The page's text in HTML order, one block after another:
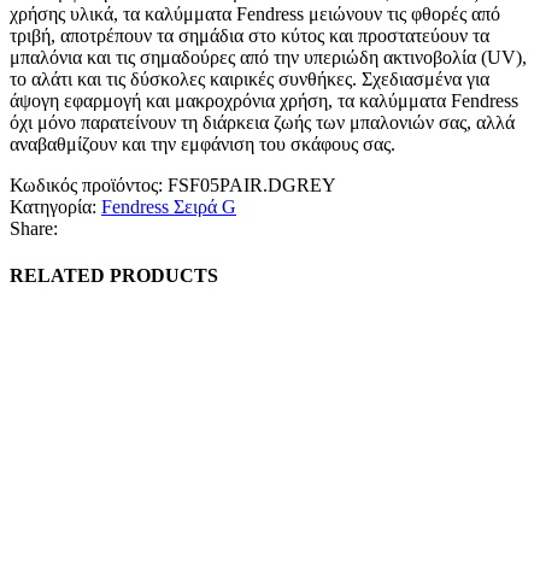
χρήσης υλικά, τα καλύμματα Fendress μειώνουν τις φθορές από
τριβή, αποτρέπουν τα σημάδια στο κύτος και προστατεύουν τα
μπαλόνια και τις σημαδούρες από την υπεριώδη ακτινοβολία (UV),
το αλάτι και τις δύσκολες καιρικές συνθήκες. Σχεδιασμένα για
άψογη εφαρμογή και μακροχρόνια χρήση, τα καλύμματα Fendress
όχι μόνο παρατείνουν τη διάρκεια ζωής των μπαλονιών σας, αλλά
αναβαθμίζουν και την εμφάνιση του σκάφους σας.
Κωδικός προϊόντος: FSF05PAIR.DGREY
Κατηγορία: Fendress Σειρά G
Share:
RELATED PRODUCTS